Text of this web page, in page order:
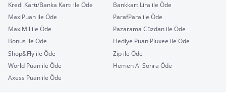
Kredi Kartı/Banka Kartı ile Öde
Bankkart Lira ile Öde
MaxiPuan ile Öde
ParafPara ile Öde
MaxiMil ile Öde
Pazarama Cüzdan ile Öde
Bonus ile Öde
Hediye Puan Pluxee ile Öde
Shop&Fly ile Öde
Zip ile Öde
World Puan ile Öde
Hemen Al Sonra Öde
Axess Puan ile Öde